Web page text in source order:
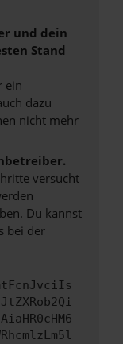
und dein
Stand
ein
dazu
nicht mehr
versucht
Du kannst
bei der